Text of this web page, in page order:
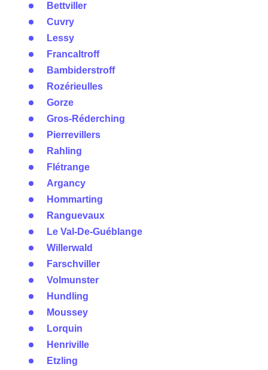
Bettviller
Cuvry
Lessy
Francaltroff
Bambiderstroff
Rozérieulles
Gorze
Gros-Réderching
Pierrevillers
Rahling
Flétrange
Argancy
Hommarting
Ranguevaux
Le Val-De-Guéblange
Willerwald
Farschviller
Volmunster
Hundling
Moussey
Lorquin
Henriville
Etzling